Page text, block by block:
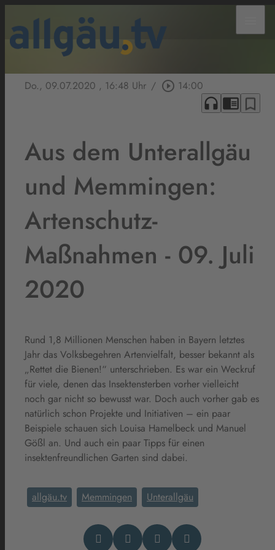
Do., 09.07.2020 , 16:48 Uhr / play_circle_outline 14:00
headphones chrome_reader_mode bookmark_border
Aus dem Unterallgäu
und Memmingen:
Artenschutz-
Maßnahmen - 09. Juli
2020
Rund 1,8 Millionen Menschen haben in Bayern letztes
Jahr das Volksbegehren Artenvielfalt, besser bekannt als
„Rettet die Bienen!“ unterschrieben. Es war ein Weckruf
für viele, denen das Insektensterben vorher vielleicht
noch gar nicht so bewusst war. Doch auch vorher gab es
natürlich schon Projekte und Initiativen – ein paar
Beispiele schauen sich Louisa Hamelbeck und Manuel
Gößl an. Und auch ein paar Tipps für einen
insektenfreundlichen Garten sind dabei.
allgäu.tv Memmingen Unterallgäu